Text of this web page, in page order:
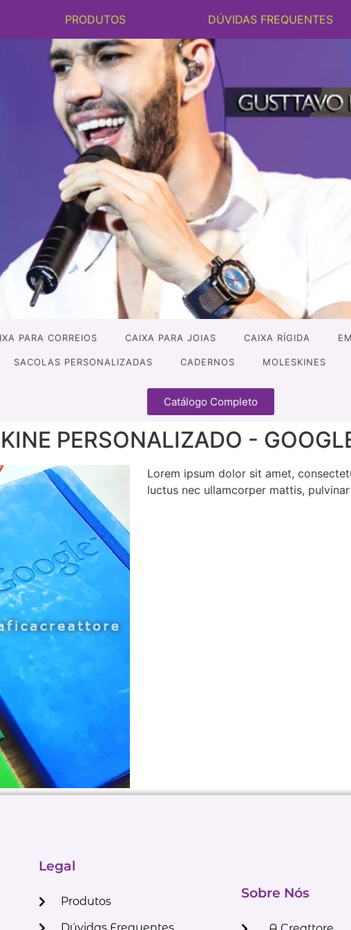
PRODUTOS DÚVIDAS FREQUENTES
PARA CORREIOS CAIXA PARA JOIAS CAIXA RÍGIDA
SACOLAS PERSONALIZADAS CADERNOS MOLESKINES
Catálogo Completo
PERSONALIZADO -
Lorem ipsum dolor sit amet,
luctus nec ullamcorper mattis,
Legal
Produtos
Sobre Nós